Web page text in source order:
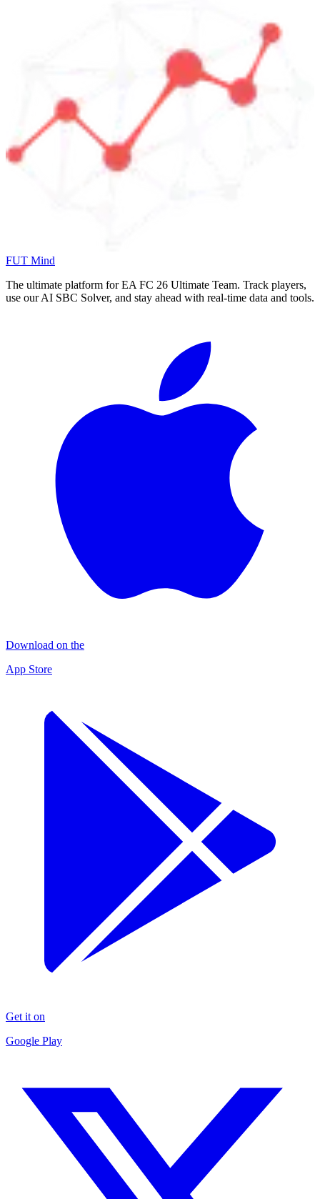
FUT Mind
The ultimate platform for EA FC 26 Ultimate Team. Track players,
use our AI SBC Solver, and stay ahead with real-time data and tools.
Download on the
App Store
Get it on
Google Play